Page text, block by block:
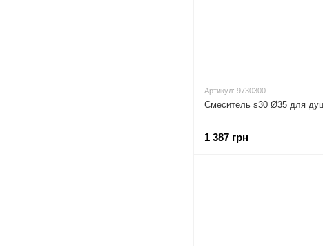
Артикул: 9730300
Смеситель s30 Ø35 для
1 387 грн